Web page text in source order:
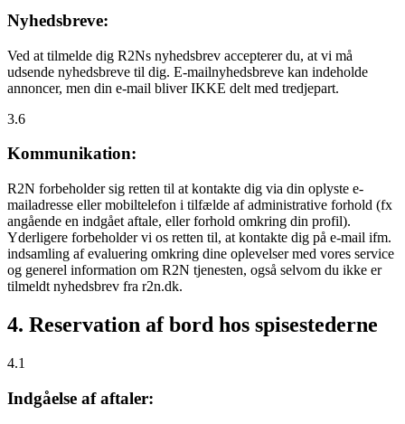
Nyhedsbreve:
Ved at tilmelde dig R2Ns nyhedsbrev accepterer du, at vi må
udsende nyhedsbreve til dig. E-mailnyhedsbreve kan indeholde
annoncer, men din e-mail bliver IKKE delt med tredjepart.
3.6
Kommunikation:
R2N forbeholder sig retten til at kontakte dig via din oplyste e-
mailadresse eller mobiltelefon i tilfælde af administrative forhold (fx
angående en indgået aftale, eller forhold omkring din profil).
Yderligere forbeholder vi os retten til, at kontakte dig på e-mail ifm.
indsamling af evaluering omkring dine oplevelser med vores service
og generel information om R2N tjenesten, også selvom du ikke er
tilmeldt nyhedsbrev fra r2n.dk.
4. Reservation af bord hos spisestederne
4.1
Indgåelse af aftaler: